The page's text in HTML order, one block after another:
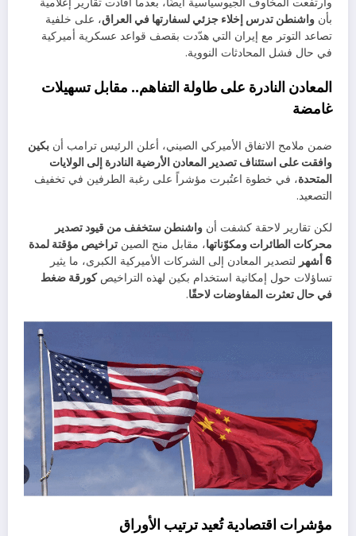
بأن واشنطن تدرس إخلاء جزئي لسفارتها في العراق، على خلفية
تصاعد التوتر مع إيران التي هدّدت بقصف قواعد عسكرية أميركية
في حال فشل المحادثات النووية.
المعادن النادرة على طاولة التفاهم.. مقابل تسهيلات
غامضة
ضمن ملامح الاتفاق الأميركي الصيني، أعلن الرئيس ترامب أن بكين
وافقت على استئناف تصدير المعادن الأرضية النادرة إلى الولايات
المتحدة، في خطوة اعتُبرت مؤشراً على رغبة الطرفين في تخفيف
التصعيد.
لكن تقارير لاحقة كشفت أن واشنطن ستخفف من قيود تصدير
محركات الطائرات ومكوّناتها، مقابل منح الصين تراخيص مؤقتة لمدة
6 أشهر
لتصدير المعادن إلى الشركات الأميركية الكبرى، ما يثير
تساؤلات حول إمكانية استخدام بكين لهذه التراخيصكورقة ضغط
في حال تعثرت المفاوضات لاحقًا.
مؤشرات اقتصادية تُعيد ترتيب الأوراق